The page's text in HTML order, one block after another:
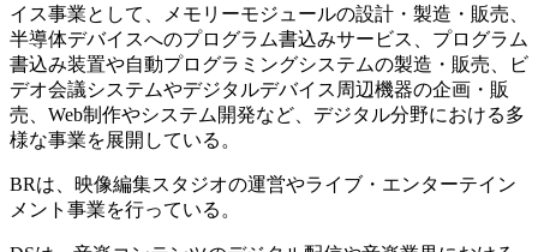
イス事業として、メモリーモジュールの設計・製造・販売、
半導体デバイスへのプログラム書込みサービス、プログラム
書込み装置や自動プログラミングシステムの製造・販売、ビ
デオ会議システムやデジタルデバイス周辺機器の企画・販
売、Web制作やシステム開発など、デジタル分野における多
様な事業を展開している。
BRは、映像編集スタジオの運営やライブ・エンターテイン
メント事業を行っている。